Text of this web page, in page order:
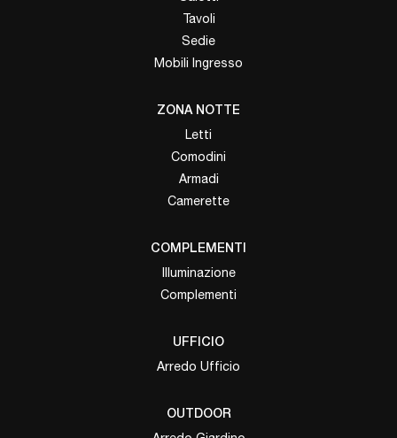
Tavoli
Sedie
Mobili Ingresso
ZONA NOTTE
Letti
Comodini
Armadi
Camerette
COMPLEMENTI
Illuminazione
Complementi
UFFICIO
Arredo Ufficio
OUTDOOR